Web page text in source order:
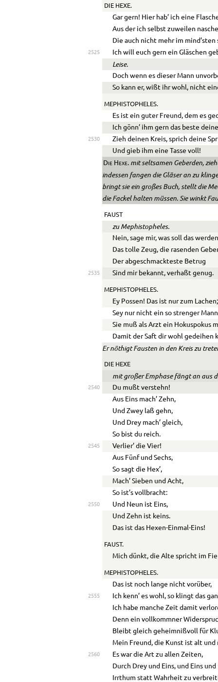
DIE HEXE.
Gar gern! Hier hab’ ich eine
Aus der ich selbst zuweilen
Die auch nicht mehr im
2525 Ich will euch gern ein Gläschen
Leise.
Doch wenn es dieser Mann
So kann er, wißt ihr wohl, nicht
MEPHISTOPHELES.
Es ist ein guter Freund, dem es
Ich gönn’ ihm gern das beste
2530
Zieh deinen Kreis, sprich deine
Und gieb ihm eine Tasse voll!
Die Hexe.mit seltsamen Geberden,
indessen fangen die Gläser an zu
bringt sie ein großes Buch, stellt die
die Fackel halten müssen. Sie winkt
FAUST
zu Mephistopheles.
Nein, sage mir, was soll das
Das tolle Zeug, die rasenden
Der abgeschmackteste Betrug
2535 Sind mir bekannt, verhaßt genug.
MEPHISTOPHELES.
Ey Possen! Das ist nur zum Lachen;
Sey nur nicht ein so strenger
Sie muß als Arzt ein Hokuspokus
Damit der Saft dir wohl gedeihen
Er nöthigt Fausten in den Kreis zu
DIE HEXE
mit großer Emphase fängt an aus
2540
Du mußt verstehn!
Aus Eins mach’ Zehn,
Und Zwey laß gehn,
Und Drey mach’ gleich,
So bist du reich.
2545
Verlier’ die Vier!
Aus Fünf und Sechs,
So sagt die Hex’,
Mach’ Sieben und Acht,
So ist’s vollbracht:
2550
Und Neun ist Eins,
Und Zehn ist keins.
Das ist das Hexen-Einmal-Eins!
FAUST.
Mich dünkt, die Alte spricht im
MEPHISTOPHELES.
Das ist noch lange nicht vorüber,
2555
Ich kenn’ es wohl, so klingt das
Ich habe manche Zeit damit
Denn ein vollkommner
Bleibt gleich geheimnißvoll für
Mein Freund, die Kunst ist alt und
2560
Es war die Art zu allen Zeiten,
Durch Drey und Eins, und Eins und
Irrthum statt Wahrheit zu